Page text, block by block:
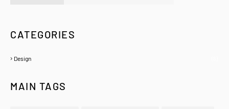
CATEGORIES
Design
MAIN TAGS